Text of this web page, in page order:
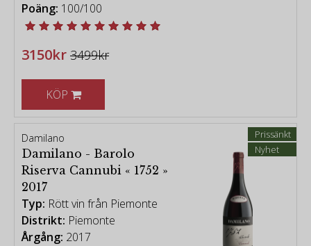
Poäng: 100/100
3150kr 3499kr
KÖP
Prissänkt
Nyhet
Damilano
Damilano - Barolo
Riserva Cannubi « 1752 »
2017
Typ: Rött vin från Piemonte
Distrikt: Piemonte
Årgång: 2017